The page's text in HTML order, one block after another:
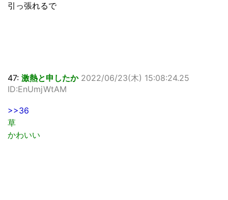
引っ張れるで
47: 激熱と申したか 2022/06/23(木) 15:08:24.25
ID:EnUmjWtAM
>>36
草
かわいい